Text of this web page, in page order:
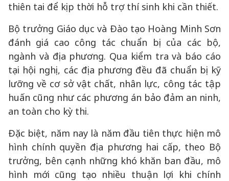
thiên tai để kịp thời hỗ trợ thí sinh khi cần thiết.
Bộ trưởng Giáo dục và Đào tạo Hoàng Minh Sơn
đánh giá cao công tác chuẩn bị của các bộ,
ngành và địa phương. Qua kiểm tra và báo cáo
tại hội nghị, các địa phương đều đã chuẩn bị kỹ
lưỡng về cơ sở vật chất, nhân lực, công tác tập
huấn cũng như các phương án bảo đảm an ninh,
an toàn cho kỳ thi.
Đặc biệt, năm nay là năm đầu tiên thực hiện mô
hình chính quyền địa phương hai cấp, theo Bộ
trưởng, bên cạnh những khó khăn ban đầu, mô
hình mới cũng tạo nhiều thuận lợi khi chính